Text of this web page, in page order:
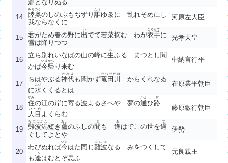
淵 となりぬる
14 陸奥
みちのく
のしのぶもぢずり誰
たれ
ゆゑに 乱れそめにし
我ならなくに
河原左大臣
15 君がため春の野に出
い
でて若菜摘む わが衣手
ころもで
に
雪は降りつつ
光孝天皇
16
立ち別れいなばの山の峰に生
お
ふる まつとし聞
かば今帰
いまかへ
り来
こ
む
中納言行平
17
ちはやぶる神代
かみよ
も聞かず竜田川
たつたがは
からくれなゐ
に水
みづ
くくるとは
在原業平朝臣
18
住
すみ
の江の岸に寄る波よるさへや 夢の通
かよ
ひ路
ぢ
人目
ひとめ
よくらむ
藤原敏行朝臣
19 難波潟
なにはがた
短き 蘆
あし
のふしの間
ま
も逢
あ
はでこの世を過
す
ぐしてよとや
伊勢
20
わびぬれば今
いま
はた同じ難波
なには
なる みをつくして
も逢
あ
はむとぞ思ふ
元良親王